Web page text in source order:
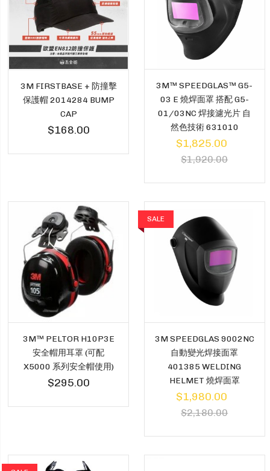
3M FIRSTBASE + 防撞擊
保護帽 2014284 BUMP
CAP
$168.00
3M™ SPEEDGLAS™ G5-
03 E 燒焊面罩 搭配 G5-
01/03NC 焊接濾光片 自
然色技術 631010
$1,825.00
$1,920.00
3M™ PELTOR H10P3E
安全帽用耳罩 (可配
X5000 系列安全帽使用)
$295.00
SALE
3M SPEEDGLAS 9002NC
自動變光焊接面罩
401385 WELDING
HELMET 燒焊面罩
$1,980.00
$2,180.00